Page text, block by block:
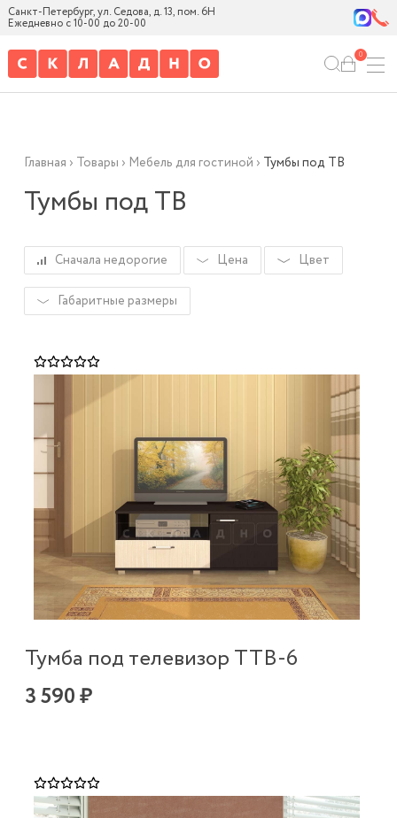
Санкт-Петербург, ул. Седова, д. 13, пом. 6Н
Ежедневно с 10-00 до 20-00
0
Главная › Товары › Мебель для гостиной › Тумбы под ТВ
Тумбы под ТВ
Сначала недорогие Цена Цвет
Габаритные размеры
Тумба под телевизор ТТВ-6
3 590 ₽